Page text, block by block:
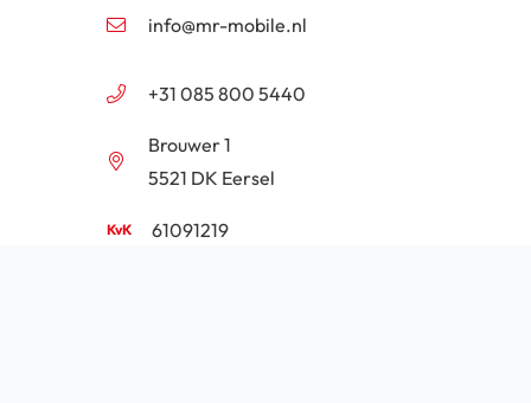
info@mr-mobile.nl
+31 085 800 5440
Brouwer 1
5521 DK Eersel
61091219